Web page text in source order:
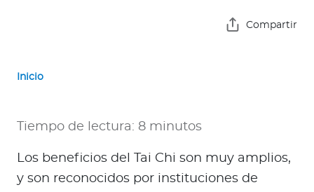
Compartir
Inicio
Tiempo de lectura: 8 minutos
Los beneficios del Tai Chi son muy amplios,
y son reconocidos por instituciones de